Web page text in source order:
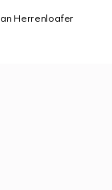
Herrenloafer